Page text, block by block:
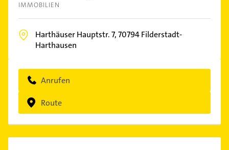
IMMOBILIEN
Harthäuser Hauptstr. 7,70794Filderstadt-
Harthausen
Anrufen
Route